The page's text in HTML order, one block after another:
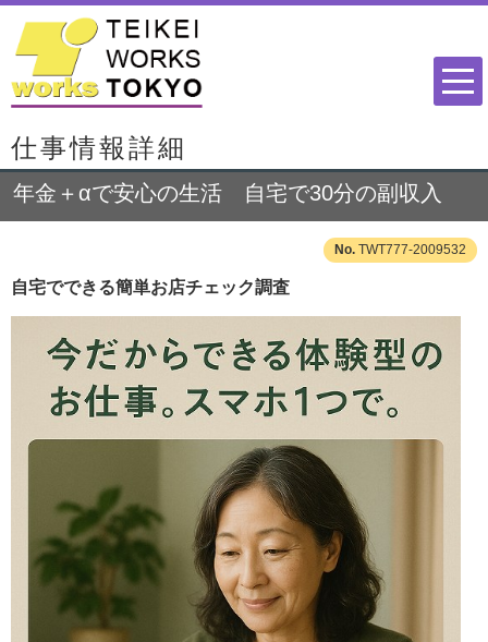
仕事情報詳細
年金＋αで安心の生活 自宅で30分の副収入
TWT777-2009532
自宅でできる簡単お店チェック調査